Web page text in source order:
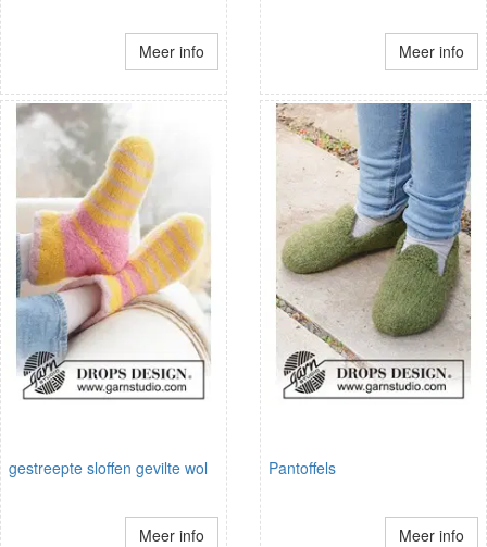
Meer info Meer info
gestreepte sloffen gevilte wol
Meer info
Pantoffels
Meer info